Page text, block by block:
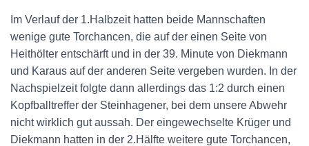
Im Verlauf der 1.Halbzeit hatten beide Mannschaften
wenige gute Torchancen, die auf der einen Seite von
Heithölter entschärft und in der 39. Minute von Diekmann
und Karaus auf der anderen Seite vergeben wurden. In der
Nachspielzeit folgte dann allerdings das 1:2 durch einen
Kopfballtreffer der Steinhagener, bei dem unsere Abwehr
nicht wirklich gut aussah. Der eingewechselte Krüger und
Diekmann hatten in der 2.Hälfte weitere gute Torchancen,